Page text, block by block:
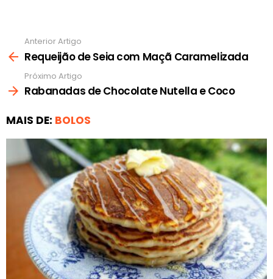
mais
Anterior Artigo
Requeijão de Seia com Maçã Caramelizada
Próximo Artigo
Rabanadas de Chocolate Nutella e Coco
MAIS DE: BOLOS